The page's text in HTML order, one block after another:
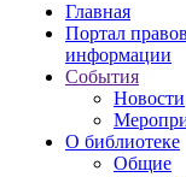
Главная
Портал
информации
События
Новости
О библиотеке
Общие